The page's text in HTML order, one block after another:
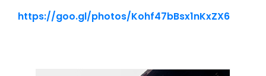
https://goo.gl/photos/Kohf47bBsx1nKxZX6